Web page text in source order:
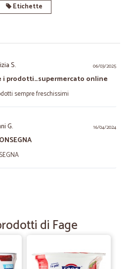
Etichette
06/03/2025
S.
i prodotti…supermercato online
sempre freschissimi
16/04/2024
G.
di Fage